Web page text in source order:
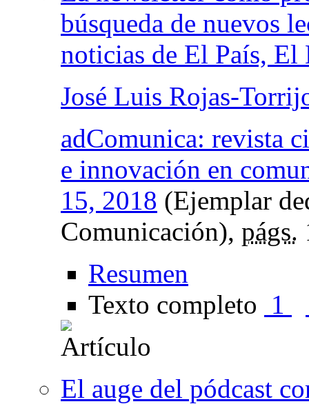
búsqueda de nuevos
noticias de El País, El
José Luis Rojas-
adComunica: revista
e innovación en
15, 2018 (Ejemplar
Comunicación), págs.
Resumen
Texto completo 1
El auge del pódcast